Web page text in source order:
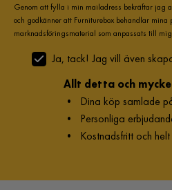
Genom att fylla i min mailadress bekräftar jag
och godkänner att Furniturebox behandlar
marknadsföringsmaterial som anpassats till
Ja, tack! Jag vill även
Allt detta och
• Dina köp samlade
• Personliga
• Kostnadsfritt och